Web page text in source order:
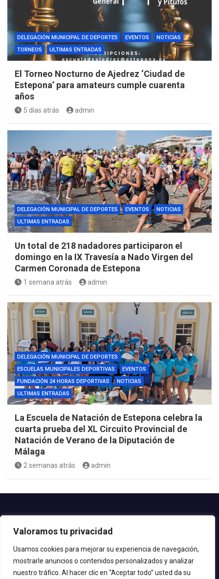
Valoramos tu privacidad
Usamos cookies para mejorar su experiencia de navegación,
mostrarle anuncios o contenidos personalizados y analizar
nuestro tráfico. Al hacer clic en “Aceptar todo” usted da su
DELEGACIÓN MUNICIPAL DE DEPORTES EVENTOS
NOTICIAS
TORNEOS
ULTIMAS ENTRADAS
El Torneo Nocturno de Ajedrez ‘Ciudad de
Estepona’ para amateurs cumple cuarenta
años
5 días atrás admin
DELEGACIÓN MUNICIPAL DE DEPORTES EVENTOS
NOTICIAS
ULTIMAS ENTRADAS
Un total de 218 nadadores participaron el
domingo en la IX Travesía a Nado Virgen del
Carmen Coronada de Estepona
1 semana atrás admin
DELEGACIÓN MUNICIPAL DE DEPORTES
ESCUELAS MUNICIPALES DEPORTIVAS
EVENTOS
FUNDACIÓN 24 HORAS DEPORTIVAS
NOTICIAS
ULTIMAS ENTRADAS
La Escuela de Natación de Estepona celebra la
cuarta prueba del XL Circuito Provincial de
Natación de Verano de la Diputación de
Málaga
2 semanas atrás admin
Teléfono: 952.80.24.44
© 2020 Delegación de Deportes